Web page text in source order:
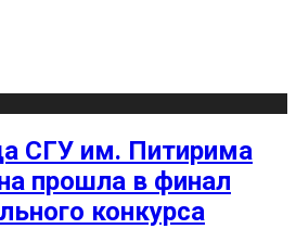
СГУ им. Питирима
прошла в финал
конкурса